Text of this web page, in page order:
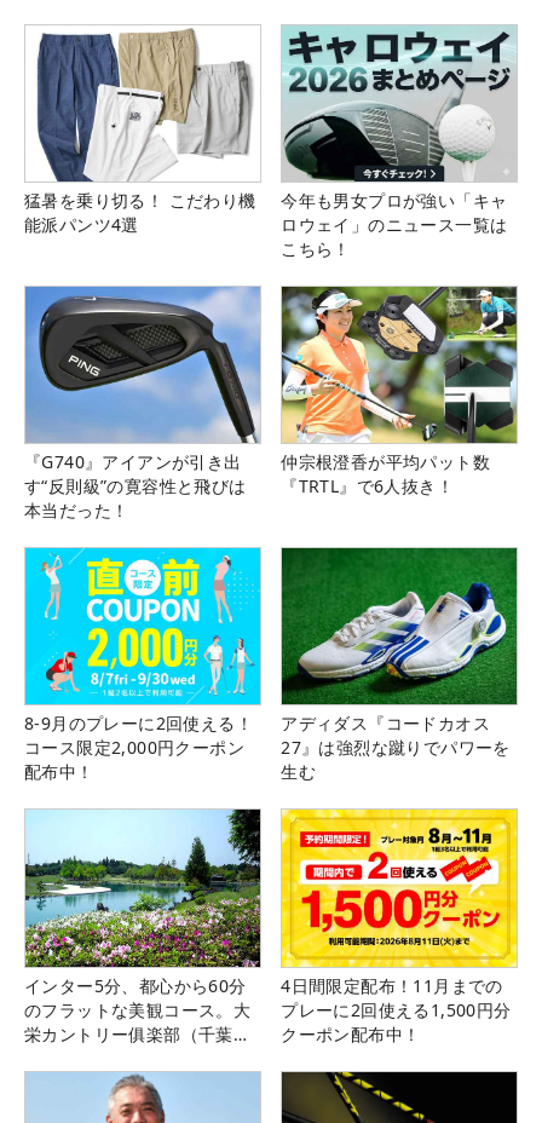
猛暑を乗り切る！ こだわり機
能派パンツ4選
今年も男女プロが強い「キャ
ロウェイ」のニュース一覧は
こちら！
『G740』アイアンが引き出
す“反則級”の寛容性と飛びは
本当だった！
仲宗根澄香が平均パット数
『TRTL』で6人抜き！
8-9月のプレーに2回使える！
コース限定2,000円クーポン
配布中！
アディダス『コードカオス
27』は強烈な蹴りでパワーを
生む
インター5分、都心から60分
のフラットな美観コース。大
栄カントリー俱楽部（千葉
4日間限定配布！11月までの
プレーに2回使える1,500円分
クーポン配布中！